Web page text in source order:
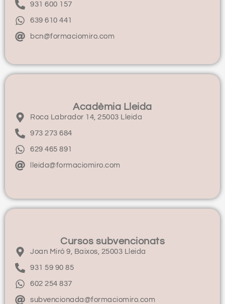
931 600 157
639 610 441
bcn@formaciomiro.com
Acadèmia Lleida
Roca Labrador 14, 25003 Lleida
973 273 684
629 465 891
lleida@formaciomiro.com
Cursos subvencionats
Joan Miró 9, Baixos, 25003 Lleida
931 59 90 85
602 254 837
subvencionada@formaciomiro.com